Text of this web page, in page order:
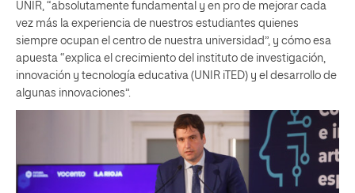
UNIR, “absolutamente fundamental y en pro de mejorar cada
vez más la experiencia de nuestros estudiantes quienes
siempre ocupan el centro de nuestra universidad”, y cómo esa
apuesta “explica el crecimiento del instituto de investigación,
innovación y tecnología educativa (UNIR iTED) y el desarrollo de
algunas innovaciones”.